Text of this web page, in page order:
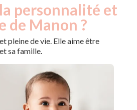
personnalité et
de Manon ?
pleine de vie. Elle aime être
sa famille.